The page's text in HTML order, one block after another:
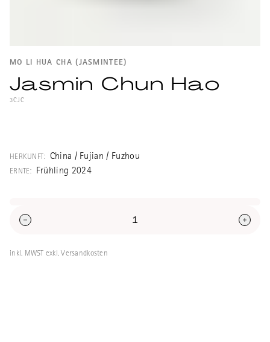
MO LI HUA CHA (JASMINTEE)
Jasmin Chun Hao
3CJC
HERKUNFT: China / Fujian / Fuzhou
ERNTE: Frühling 2024
inkl. MWST exkl. Versandkosten